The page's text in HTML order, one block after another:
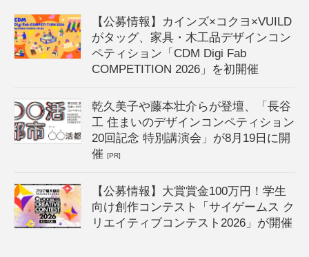
【公募情報】カインズ×コクヨ×VUILD
がタッグ、家具・木工品デザインコン
ペティション「CDM Digi Fab
COMPETITION 2026」を初開催
乾久美子や藤本壮介らが登壇、「長谷
工 住まいのデザインコンペティション
20回記念 特別講演会」が8月19日に開
催[PR]
【公募情報】大賞賞金100万円！学生
向け創作コンテスト「サイゲームス ク
リエイティブコンテスト2026」が開催